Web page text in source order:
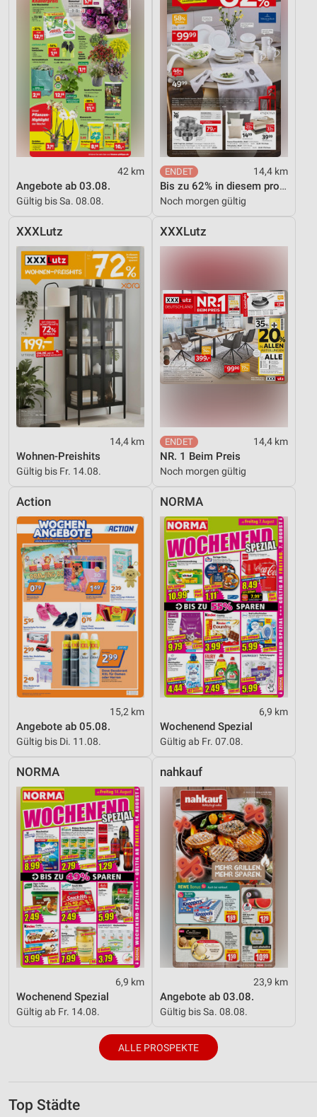
42 km
Angebote ab 03.08.
Gültig bis Sa. 08.08.
14,4 km
Bis zu 62% in diesem prospekt
Noch morgen gültig
XXXLutz
14,4 km
Wohnen-Preishits
Gültig bis Fr. 14.08.
XXXLutz
14,4 km
NR. 1 Beim Preis
Noch morgen gültig
Action
15,2 km
Angebote ab 05.08.
Gültig bis Di. 11.08.
NORMA
6,9 km
Wochenend Spezial
Gültig ab Fr. 07.08.
NORMA
6,9 km
Wochenend Spezial
Gültig ab Fr. 14.08.
nahkauf
23,9 km
Angebote ab 03.08.
Gültig bis Sa. 08.08.
ALLE PROSPEKTE
Top Städte